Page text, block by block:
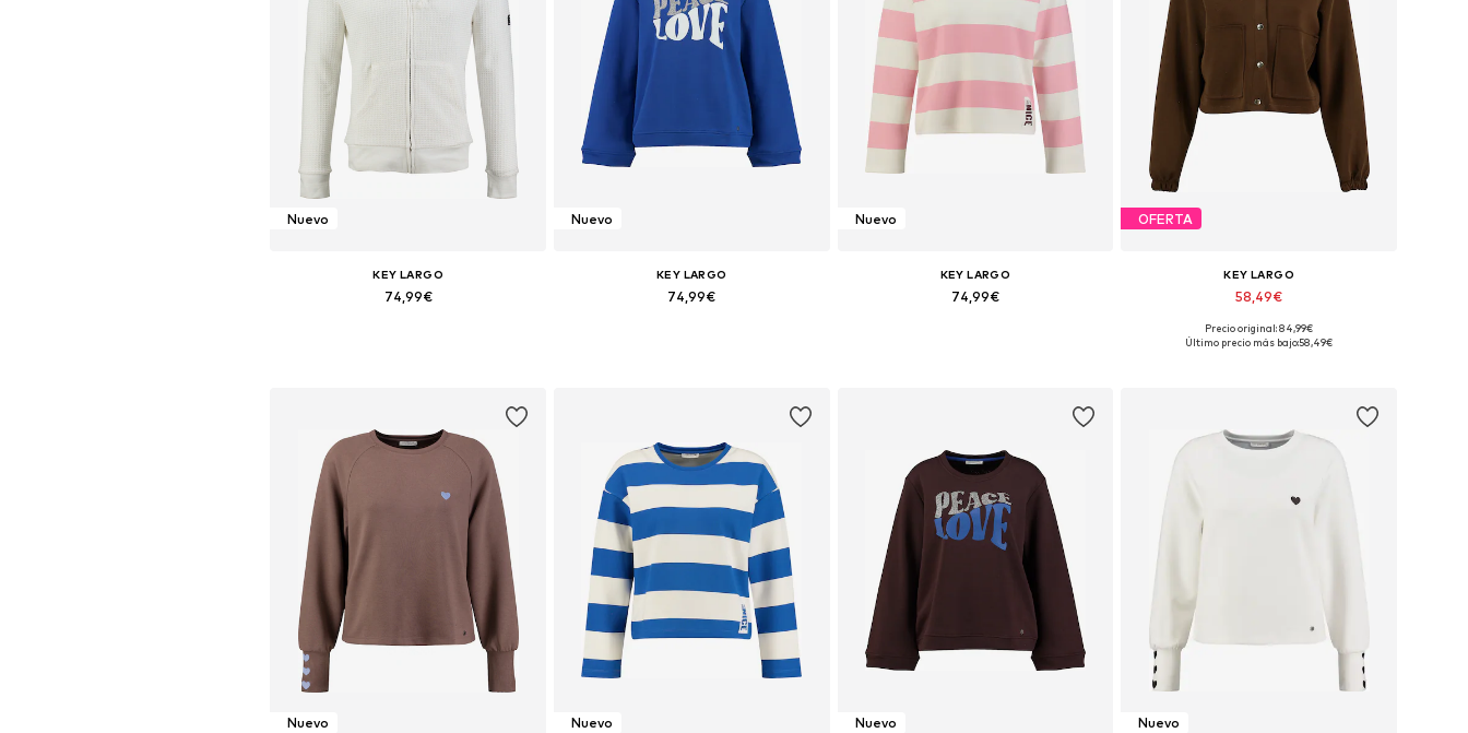
Nuevo
KEY LARGO
74,99€
Nuevo
KEY LARGO
74,99€
Nuevo
KEY LARGO
74,99€
OFERTA
KEY LARGO
58,49€
Tallas disponibles: XS, S, M, L, XL
Precio original: 84,99€
Último precio más bajo:58,49€
Nuevo Nuevo Nuevo Nuevo